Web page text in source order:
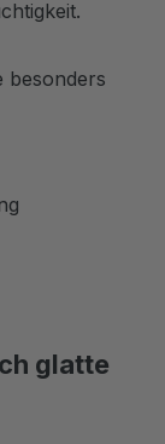
besonders
glatte